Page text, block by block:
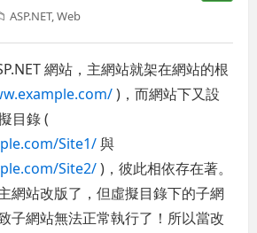
ASP.NET,Web
網站，主網站就架在網站的根
)，而網站下又設
目錄 (
Site1/與
Site2/)，彼此相依存在著。
網站改版了，但虛擬目錄下的子網
子網站無法正常執行了！所以當改